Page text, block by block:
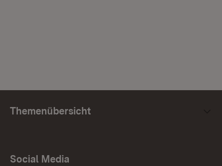
Themenübersicht
Social Media